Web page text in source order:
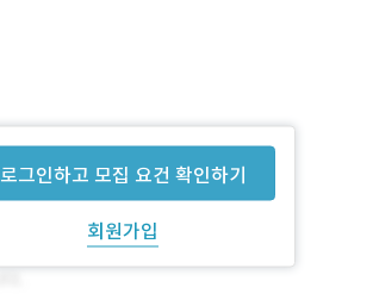
로그인하고 모집 요건 확인하기
회원가입